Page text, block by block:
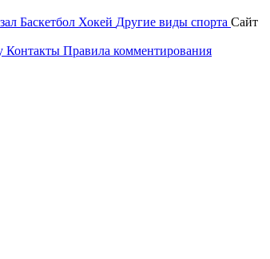
Баскетбол Хокей Другие виды спорта Сайт
Контакты Правила комментирования